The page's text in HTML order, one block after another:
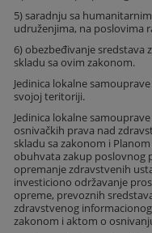
5) saradnju sa
udruženjima, na poslovima
6) obezbeđivanje sredstava
skladu sa ovim zakonom.
Jedinica lokalne
svojoj teritoriji.
Jedinica lokalne
osnivačkih prava nad
skladu sa zakonom i
obuhvata zakup poslovnog
opremanje zdravstvenih
investiciono održavanje
opreme, prevoznih
zdravstvenog
zakonom i aktom o